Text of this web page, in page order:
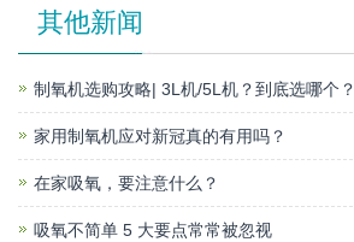
其他新闻
制氧机选购攻略| 3L机/5L机？到底选哪个？
家用制氧机应对新冠真的有用吗？
在家吸氧，要注意什么？
吸氧不简单 5 大要点常常被忽视